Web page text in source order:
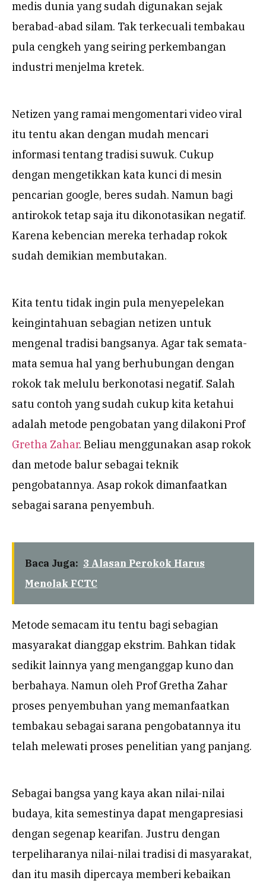
medis dunia yang sudah digunakan sejak
berabad-abad silam. Tak terkecuali tembakau
pula cengkeh yang seiring perkembangan
industri menjelma kretek.
Netizen yang ramai mengomentari video viral
itu tentu akan dengan mudah mencari
informasi tentang tradisi suwuk. Cukup
dengan mengetikkan kata kunci di mesin
pencarian google, beres sudah. Namun bagi
antirokok tetap saja itu dikonotasikan negatif.
Karena kebencian mereka terhadap rokok
sudah demikian membutakan.
Kita tentu tidak ingin pula menyepelekan
keingintahuan sebagian netizen untuk
mengenal tradisi bangsanya. Agar tak semata-
mata semua hal yang berhubungan dengan
rokok tak melulu berkonotasi negatif. Salah
satu contoh yang sudah cukup kita ketahui
adalah metode pengobatan yang dilakoni Prof
Gretha Zahar. Beliau menggunakan asap rokok
dan metode balur sebagai teknik
pengobatannya. Asap rokok dimanfaatkan
sebagai sarana penyembuh.
Baca Juga: 3 Alasan Perokok Harus
Menolak FCTC
Metode semacam itu tentu bagi sebagian
masyarakat dianggap ekstrim. Bahkan tidak
sedikit lainnya yang menganggap kuno dan
berbahaya. Namun oleh Prof Gretha Zahar
proses penyembuhan yang memanfaatkan
tembakau sebagai sarana pengobatannya itu
telah melewati proses penelitian yang panjang.
Sebagai bangsa yang kaya akan nilai-nilai
budaya, kita semestinya dapat mengapresiasi
dengan segenap kearifan. Justru dengan
terpeliharanya nilai-nilai tradisi di masyarakat,
dan itu masih dipercaya memberi kebaikan